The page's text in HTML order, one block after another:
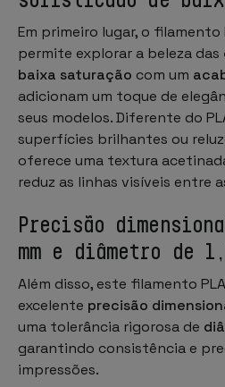
Em primeiro lugar, o filamento
permite explorar a beleza das
baixa saturação com um
adicionam um toque de
seus modelos. Diferente do
superfícies brilhantes ou
oferece uma textura
reduz as linhas visíveis entre
Precisão
mm e diâmetro de
Além disso, este filamento
excelente precisão
uma tolerância rigorosa de
garantindo consistência e
impressões.